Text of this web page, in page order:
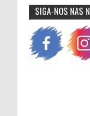
SIGA-NOS NAS